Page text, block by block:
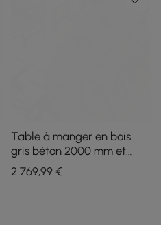
Table à manger en bois
gris béton 2000 mm et
ensemble de 8 chaises de
salle à manger en rotin
2 769,99€